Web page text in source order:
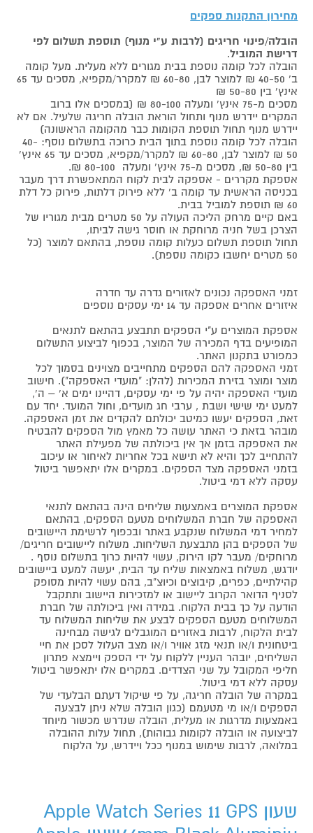
מחירון התקנות ספקים
הובלה/פינוי חריגים (לרבות ע"י מנוף) תוספת תשלום לפי
דרישת המוביל.
הובלה לכל קומה נוספת בבית מגורים ללא מעלית. מעל קומה
ב' 40-50 ₪ למוצר לבן, 60-80 ₪ למקרר/מקפיא, מסכים עד 65
אינץ' בין 50-80 ₪
מסכים מ-75 אינץ' ומעלה 80-100 ₪ (במסכים אלו ברוב
המקרים יידרש מנוף ותחול הוראת הובלה חריגה שלעיל. אם לא
יידרש מנוף תחול תוספת הקומות כבר מהקומה הראשונה)
הובלה לכל קומה נוספת בתוך הבית כרוכה בתשלום נוסף: 40-
50 ₪ למוצר לבן, 60-80 ₪ למקרר/מקפיא, מסכים עד 65 אינץ'
בין 50-80 ₪, מסכים מ-75 אינץ' ומעלה 80-100 ₪.
אספקת מקררים - אספקה לבית לקוח המתאפשרת דרך מעבר
בכניסה הראשית עד קומה ב' ללא פירוק דלתות, פירוק כל דלת
60 ₪ תוספת למוביל בבית.
באם קיים מרחק הליכה העולה על 50 מטרים מבית מגוריו של
הצרכן בשל חניה מרוחקת או חוסר גישה לביתו,
תחול תוספת תשלום כעלות קומה נוספת, בהתאם למוצר (כל
50 מטרים יחשבו כקומה נוספת).
זמני האספקה נכונים לאזורים גדרה עד חדרה
איזורים אחרים אספקה עד 14 ימי עסקים נוספים
אספקת המוצרים ע"י הספקים תתבצע בהתאם לתנאים
המופיעים בדף המכירה של המוצר, בכפוף לביצוע התשלום
כמפורט בתקנון האתר.
זמני האספקה להם הספקים מתחייבים מצוינים בסמוך לכל
מוצר ומוצר בזירת המכירות (להלן: "מועדי האספקה"). חישוב
מועדי האספקה יהיה על פי ימי עסקים, דהיינו ימים א' – ה',
למעט ימי שישי ושבת , ערבי חג מועדים, וחול המועד. יחד עם
זאת, הספקים יעשו כמיטב יכולתם להקדים את זמן האספקה.
מובהר בזאת כי האתר עושה כל מאמץ מול הספקים להבטיח
את האספקה בזמן אך אין ביכולתה של מפעילת האתר
להתחייב לכך והיא לא תישא בכל אחריות לאיחור או עיכוב
בזמני האספקה מצד הספקים. במקרים אלו יתאפשר ביטול
עסקה ללא דמי ביטול.
אספקת המוצרים באמצעות שליחים הינה בהתאם לתנאי
האספקה של חברת המשלוחים מטעם הספקים, בהתאם
למחיר דמי המשלוח שנקבע באתר ובכפוף לרשימת היישובים
של הספקים בהן מתבצעת השליחות. משלוח ליישובים חריגים/
מרוחקים/ מעבר לקו הירוק, עשוי להיות כרוך בתשלום נוסף .
יודגש, משלוח באמצאות שליח עד הבית, יעשה למעט ביישובים
קהילתיים, כפרים, קיבוצים וכיוצ"ב, בהם עשוי להיות מסופק
לסניף הדואר הקרוב ליישוב או למזכירות היישוב ותתקבל
הודעה על כך בבית הלקוח. במידה ואין ביכולתה של חברת
המשלוחים מטעם הספקים לבצע את שליחות המשלוח עד
לבית הלקוח, לרבות באזורים המוגבלים לגישה מבחינה
ביטחונית ו/או תנאי מזג אוויר ו/או מצב העלול לסכן את חיי
השליחים, יובהר העניין ללקוח על ידי הספק ויימצא פתרון
חליפי המקובל על שני הצדדים. במקרים אלו יתאפשר ביטול
עסקה ללא דמי ביטול.
במקרה של הובלה חריגה, על פי שיקול דעתם הבלעדי של
הספקים ו/או מי מטעמם (כגון הובלה שלא ניתן לבצעה
באמצעות מדרגות או מעלית, הובלה שנדרש מכשור מיוחד
לביצועה או הובלה לקומות גבוהות), תחול עלות ההובלה
במלואה, לרבות שימוש במנוף ככל ויידרש, על הלקוח
שעון Apple Watch Series 11 GPS